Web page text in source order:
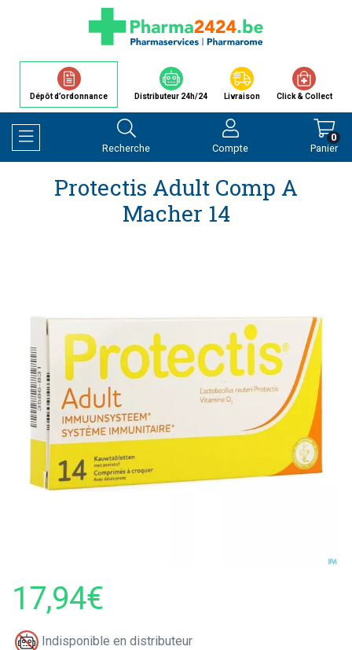
Dépôt d’ordonnance Distributeur 24h/24 Livraison Click & Collect
Afficher la navigation
Recherche Compte Panier
0
Protectis Adult Comp A
Macher 14
17,94€
Indisponible en distributeur